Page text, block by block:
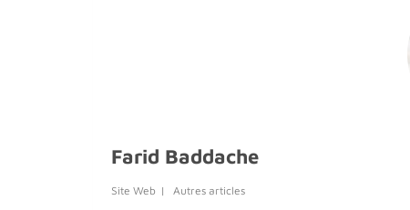
Farid Baddache
Site Web | Autres articles